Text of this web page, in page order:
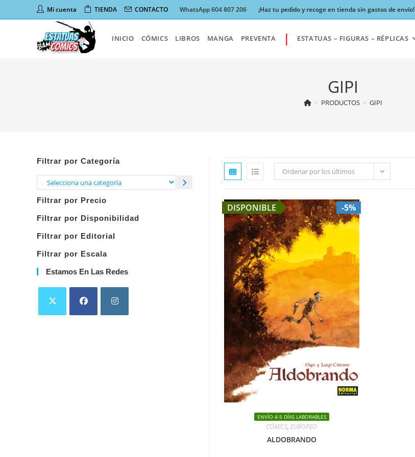
al
Mi cuenta TIENDA CONTACTO WhatsApp 604 807 206 ¡Haz tu pedido y recoge en tienda sin gastos de envío!
INICIO CÓMICS LIBROS MANGA PREVENTA | ESTATUAS – FIGURAS – RÉPLICAS
GIPI
> PRODUCTOS > GIPI
Ordenar por los últimos
DISPONIBLE -5%
ENVÍO 4-5 DÍAS LABORABLES
CÓMICS,EUROPEO
ALDOBRANDO
Filtrar por Categoría
Selecciona
categoría
Filtrar por Precio
Filtrar por Disponibilidad
Filtrar por Editorial
Filtrar por Escala
Estamos En Las Redes